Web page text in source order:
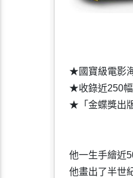
★國寶級電影
★收錄近250幅
★「金蝶獎出
他一生手繪近
他畫出了半世